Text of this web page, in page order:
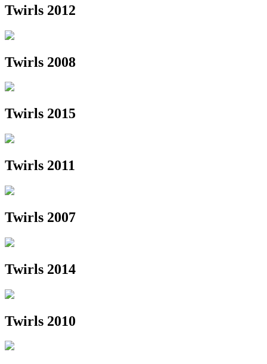
Twirls 2012
Twirls 2008
Twirls 2015
Twirls 2011
Twirls 2007
Twirls 2014
Twirls 2010